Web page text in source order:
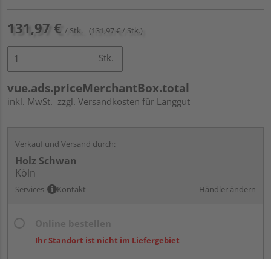
131,97 € / Stk. (131,97 € / Stk.)
Stk.
vue.ads.priceMerchantBox.total
inkl. MwSt. zzgl. Versandkosten für Langgut
Verkauf und Versand durch:
Holz Schwan
Köln
Services Kontakt Händler ändern
Ihr Standort ist nicht im Liefergebiet